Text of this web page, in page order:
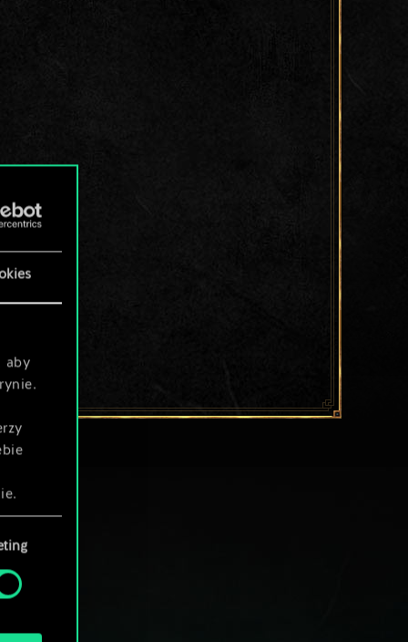
aby